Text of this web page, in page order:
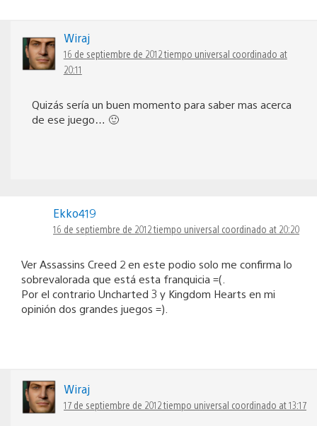
Wiraj
16 de septiembre de 2012 tiempo universal coordinado at
20:11
Quizás sería un buen momento para saber mas acerca
de ese juego… 🙂
Ekko419
16 de septiembre de 2012 tiempo universal coordinado at 20:20
Ver Assassins Creed 2 en este podio solo me confirma lo
sobrevalorada que está esta franquicia =(.
Por el contrario Uncharted 3 y Kingdom Hearts en mi
opinión dos grandes juegos =).
Wiraj
17 de septiembre de 2012 tiempo universal coordinado at 13:17